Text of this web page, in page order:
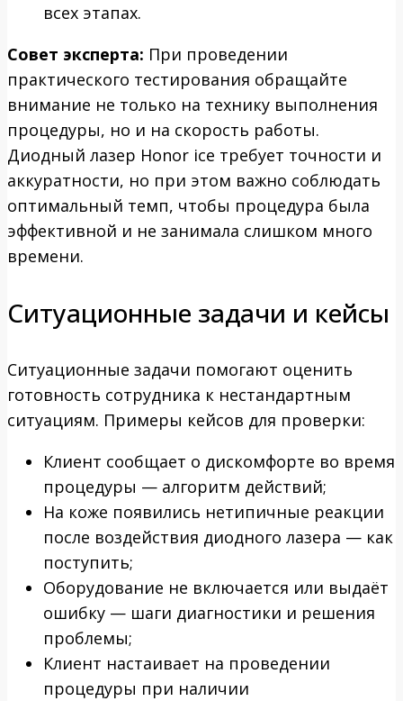
всех этапах.
Совет эксперта: При проведении
практического тестирования обращайте
внимание не только на технику выполнения
процедуры, но и на скорость работы.
Диодный лазер Honor ice требует точности и
аккуратности, но при этом важно соблюдать
оптимальный темп, чтобы процедура была
эффективной и не занимала слишком много
времени.
Ситуационные задачи и кейсы
Ситуационные задачи помогают оценить
готовность сотрудника к нестандартным
ситуациям. Примеры кейсов для проверки:
Клиент сообщает о дискомфорте во время
процедуры — алгоритм действий;
На коже появились нетипичные реакции
после воздействия диодного лазера — как
поступить;
Оборудование не включается или выдаёт
ошибку — шаги диагностики и решения
проблемы;
Клиент настаивает на проведении
процедуры при наличии